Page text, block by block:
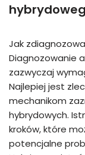
Jak
Diagnozowanie
zazwyczaj
Najlepiej jest
mechanikom
hybrydowych.
kroków, które
potencjalne